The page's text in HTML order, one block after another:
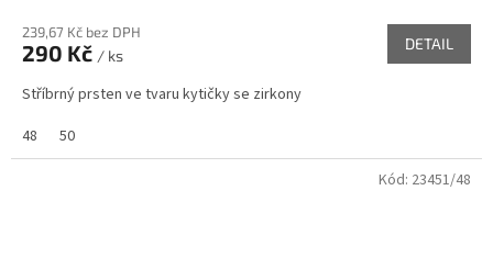
239,67 Kč bez DPH
290 Kč / ks
DETAIL
Stříbrný prsten ve tvaru kytičky se zirkony
48
50
Kód: 23451/48